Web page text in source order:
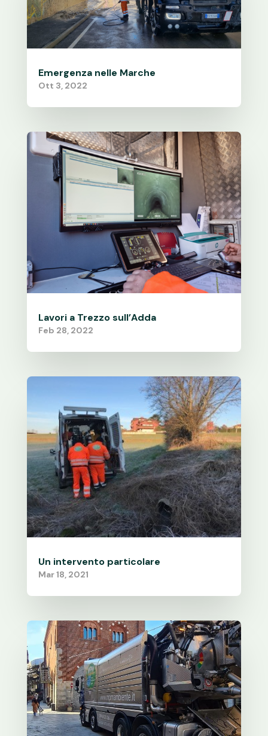
Emergenza nelle Marche
Ott 3, 2022
Lavori a Trezzo sull’Adda
Feb 28, 2022
Un intervento particolare
Mar 18, 2021